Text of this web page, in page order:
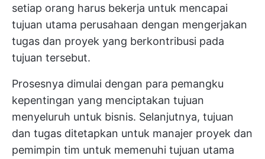
setiap orang harus bekerja untuk mencapai
tujuan utama perusahaan dengan mengerjakan
tugas dan proyek yang berkontribusi pada
tujuan tersebut.
Prosesnya dimulai dengan para pemangku
kepentingan yang menciptakan tujuan
menyeluruh untuk bisnis. Selanjutnya, tujuan
dan tugas ditetapkan untuk manajer proyek dan
pemimpin tim untuk memenuhi tujuan utama